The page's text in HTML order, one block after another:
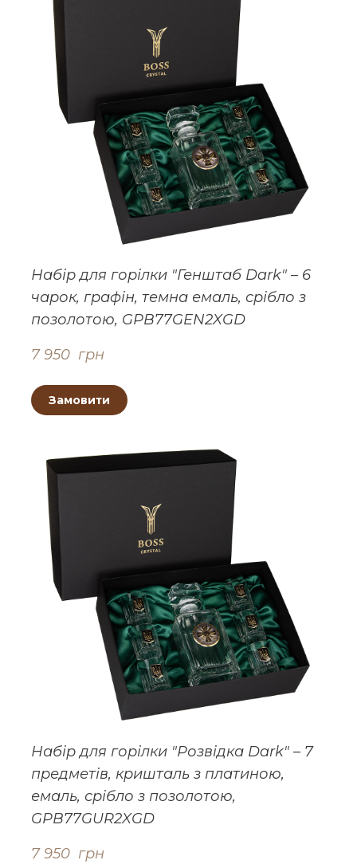
Набір для горілки "Генштаб Dark" – 6
чарок, графін, темна емаль, срібло з
позолотою, GPB77GEN2XGD
7 950  грн
Замовити
Набір для горілки "Розвідка Dark" – 7
предметів, кришталь з платиною,
емаль, срібло з позолотою,
GPB77GUR2XGD
7 950  грн